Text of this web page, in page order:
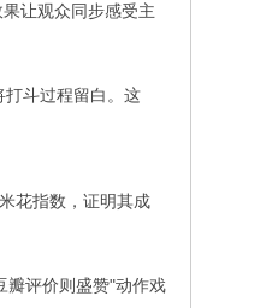
让观众同步感受主
斗过程留白。这
花指数，证明其成
瓣评价则盛赞"动作戏